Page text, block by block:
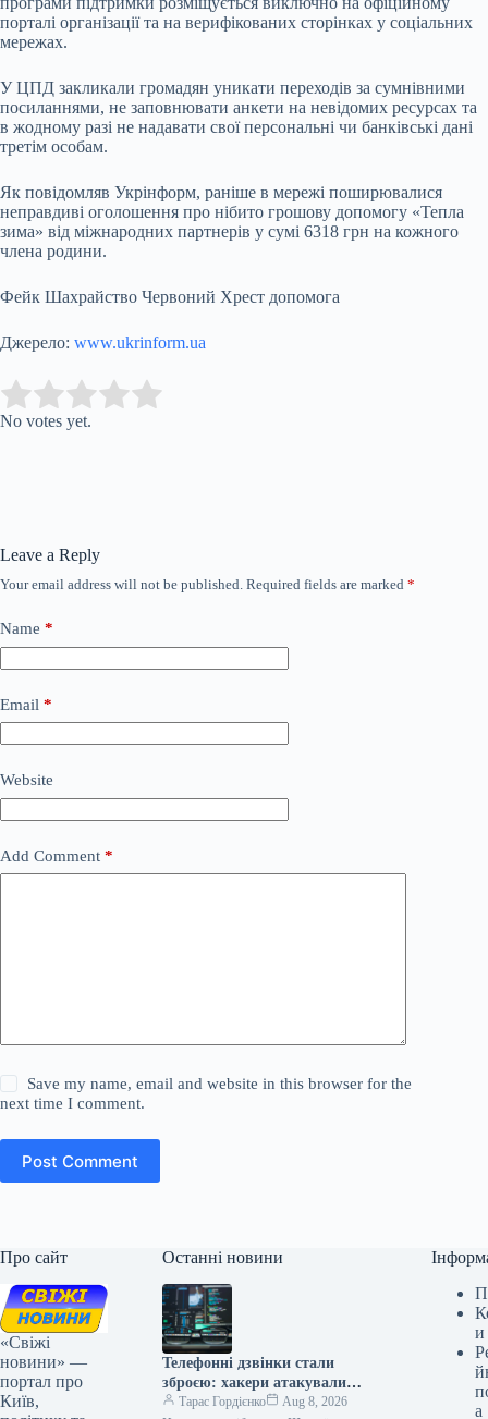
порталі організації та на верифікованих сторінках у соціальних
мережах.
У ЦПД закликали громадян уникати переходів за сумнівними
посиланнями, не заповнювати анкети на невідомих ресурсах та
в жодному разі не надавати свої персональні чи банківські дані
третім особам.
Як повідомляв Укрінформ, раніше в мережі поширювалися
неправдиві оголошення про нібито грошову допомогу «Тепла
зима» від міжнародних партнерів у сумі 6318 грн на кожного
члена родини.
Фейк Шахрайство Червоний Хрест допомога
Джерело: www.ukrinform.ua
Rate this item:
No votes yet.
Leave a Reply
Your email address will not be published. Required fields are marked *
Name *
Email *
Website
Add Comment *
Save my name, email and website in this browser for the
next time I comment.
Post Comment
Про сайт
«Свіжі
новини» —
портал про
Київ,
Останні новини
Телефонні дзвінки стали
зброєю: хакери атакували
топ-фінансові компанії США
Тарас Гордієнко
Aug 8, 2026
и
а